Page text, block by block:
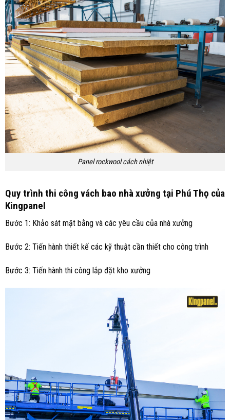
Panel rockwool cách nhiệt
Quy trình thi công vách bao nhà xưởng tại Phú Thọ của
Kingpanel
Bước 1: Khảo sát mặt bằng và các yêu cầu của nhà xưởng
Bước 2: Tiến hành thiết kế các kỹ thuật cần thiết cho công trình
Bước 3: Tiến hành thi công lắp đặt kho xưởng